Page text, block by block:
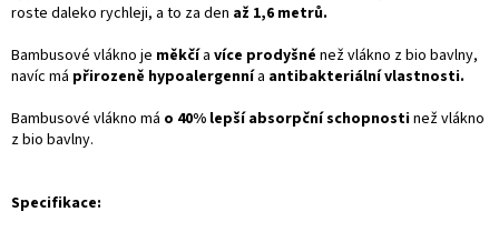
roste daleko rychleji, a to za den až 1,6 metrů.
Bambusové vlákno je měkčí a více prodyšné než vlákno z bio bavlny,
navíc má přirozeně hypoalergennía antibakteriální vlastnosti.
Bambusové vlákno má o 40% lepší absorpční schopnostinež vlákno
z bio bavlny.
Specifikace: